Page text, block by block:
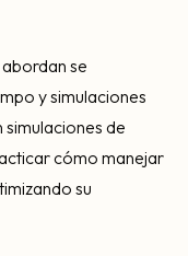
se
y simulaciones
de
cómo manejar
su